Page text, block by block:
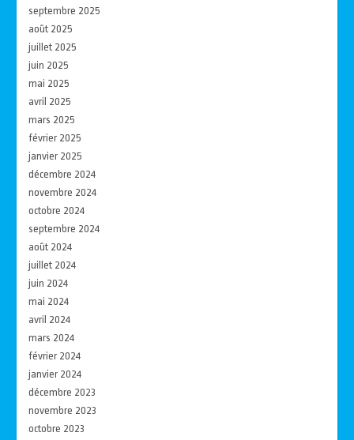
septembre 2025
août 2025
juillet 2025
juin 2025
mai 2025
avril 2025
mars 2025
février 2025
janvier 2025
décembre 2024
novembre 2024
octobre 2024
septembre 2024
août 2024
juillet 2024
juin 2024
mai 2024
avril 2024
mars 2024
février 2024
janvier 2024
décembre 2023
novembre 2023
octobre 2023